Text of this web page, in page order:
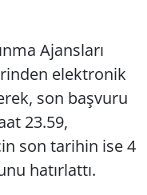
Ajansları
elektronik
son başvuru
23.59,
son tarihin ise 4
hatırlattı.